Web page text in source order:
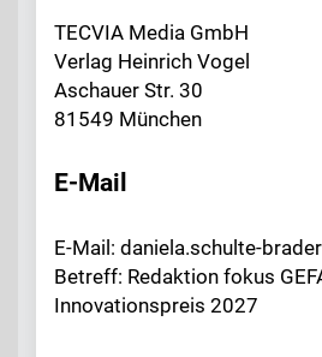
TECVIA Media GmbH
Verlag Heinrich Vogel
Aschauer Str. 30
81549 München
E-Mail
E-Mail: daniela.schulte-
Betreff: Redaktion fokus
Innovationspreis 2027